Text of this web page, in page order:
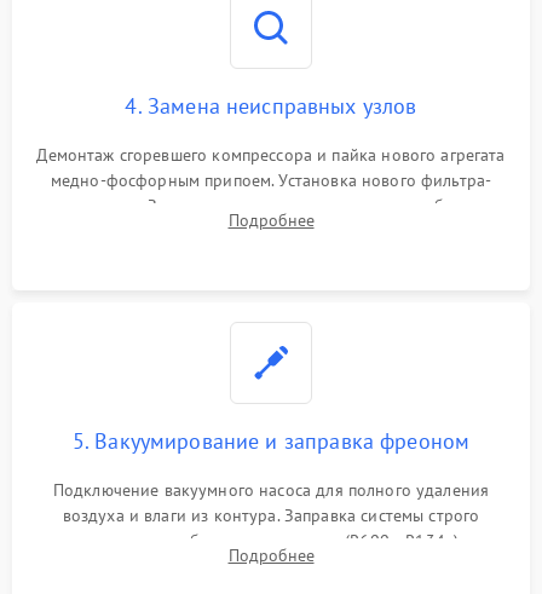
4. Замена неисправных узлов
Демонтаж сгоревшего компрессора и пайка нового агрегата
медно-фосфорным припоем. Установка нового фильтра-
осушителя. Замена изношенных вентиляторов обдува,
сломанных заслонок или поврежденных дверных петель.
Подробнее
5. Вакуумирование и заправка фреоном
Подключение вакуумного насоса для полного удаления
воздуха и влаги из контура. Заправка системы строго
дозированным объемом хладагента (R600a, R134a) по
электронным весам. Контроль рабочего давления в системе.
Подробнее